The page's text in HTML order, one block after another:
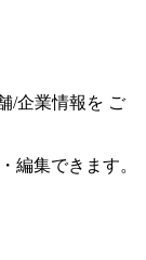
/企業情報を ご
編集できます。